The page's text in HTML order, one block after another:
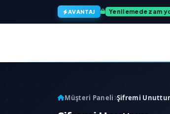
AVANTAJ Yenilemede zam
Müşteri Paneli Şifremi